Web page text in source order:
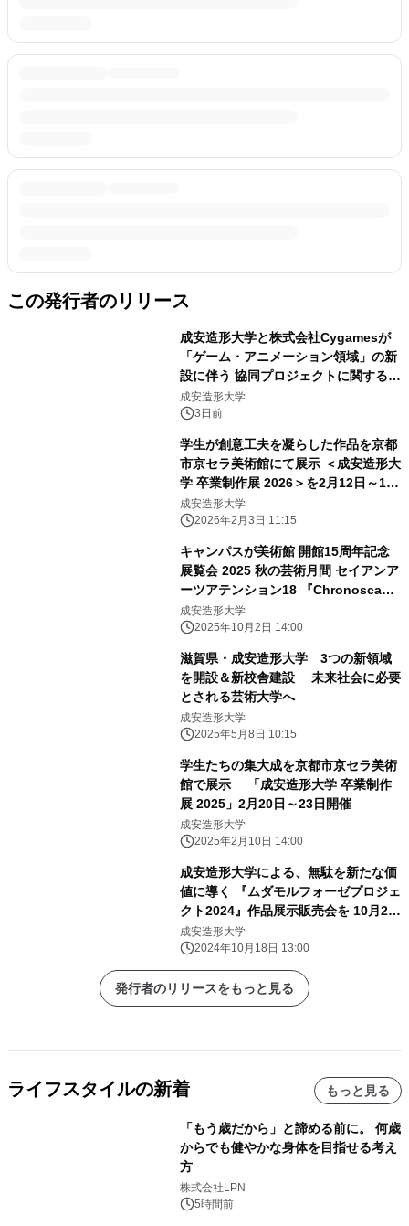
この発行者のリリース
成安造形大学と株式会社Cygamesが
「ゲーム・アニメーション領域」の新
設に伴う 協同プロジェクトに関する契
約を締結
成安造形大学
3日前
学生が創意工夫を凝らした作品を京都
市京セラ美術館にて展示 ＜成安造形大
学 卒業制作展 2026＞を2月12日～15
日に開催
成安造形大学
2026年2月3日 11:15
キャンパスが美術館 開館15周年記念
展覧会 2025 秋の芸術月間 セイアンア
ーツアテンション18 『Chronoscape
｜蓄積された時間、継続する行為』
10月10日(金)から開催
成安造形大学
2025年10月2日 14:00
滋賀県・成安造形大学 3つの新領域
を開設＆新校舎建設 未来社会に必要
とされる芸術大学へ
成安造形大学
2025年5月8日 10:15
学生たちの集大成を京都市京セラ美術
館で展示 「成安造形大学 卒業制作
展 2025」2月20日～23日開催
成安造形大学
2025年2月10日 14:00
成安造形大学による、無駄を新たな価
値に導く 『ムダモルフォーゼプロジェ
クト2024』作品展示販売会を 10月23
日(水)～10月29日(火) 阪急うめだ本
店にて開催
成安造形大学
2024年10月18日 13:00
発行者のリリースをもっと見る
ライフスタイルの新着 もっと見る
「もう歳だから」と諦める前に。 何歳
からでも健やかな身体を目指せる考え
方
株式会社LPN
5時間前